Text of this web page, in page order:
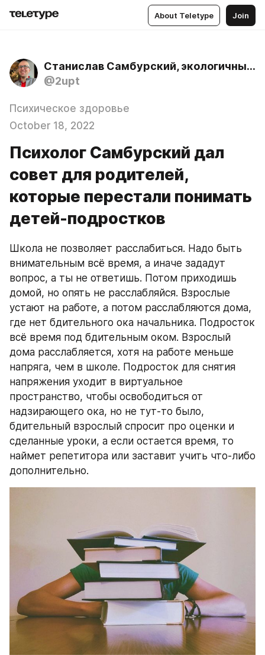
About Teletype Join
Станислав Самбурский, экологичный психолог
@2upt
Психическое здоровье
October 18, 2022
Психолог Самбурский дал
совет для родителей,
которые перестали понимать
детей-подростков
Школа не позволяет расслабиться. Надо быть
внимательным всё время, а иначе зададут
вопрос, а ты не ответишь. Потом приходишь
домой, но опять не расслабляйся. Взрослые
устают на работе, а потом расслабляются дома,
где нет бдительного ока начальника. Подросток
всё время под бдительным оком. Взрослый
дома расслабляется, хотя на работе меньше
напряга, чем в школе. Подросток для снятия
напряжения уходит в виртуальное
пространство, чтобы освободиться от
надзирающего ока, но не тут-то было,
бдительный взрослый спросит про оценки и
сделанные уроки, а если остается время, то
наймет репетитора или заставит учить что-либо
дополнительно.